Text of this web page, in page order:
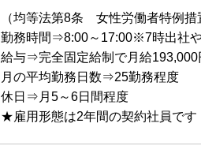
（均等法第8条 女性労働者特例措
勤務時間⇒8:00～17:00※7時出社
給与⇒完全固定給制で月給193,000
月の平均勤務日数⇒25勤務程度
休日⇒月5～6日間程度
★雇用形態は2年間の契約社員で